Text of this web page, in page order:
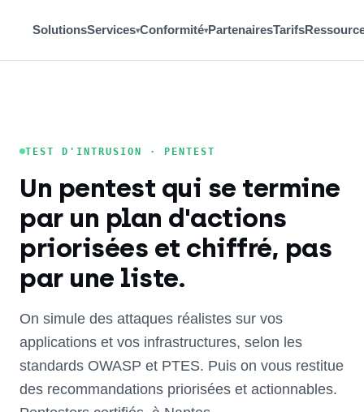
SolutionsServices▾Conformité▾PartenairesTarifs
TEST D'INTRUSION · PENTEST
Un pentest qui se termine
par un plan d'actions
priorisées et chiffré, pas
par une liste.
On simule des attaques réalistes sur vos
applications et vos infrastructures, selon les
standards OWASP et PTES. Puis on vous restitue
des recommandations priorisées et actionnables.